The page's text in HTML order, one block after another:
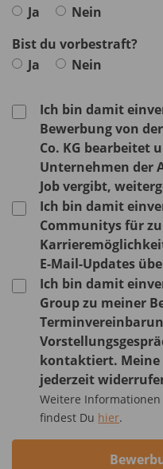
Ja
Nein
Bist du vorbestraft?
Ja
Nein
Ich bin damit
Bewerbung von der
Co. KG bearbeitet
Unternehmen der
Job vergibt,
Ich bin damit
Communitys für
E-Mail-Updates
Ich bin damit
Group zu meiner
kontaktiert.
jederzeit
Weitere
findest Du hier.